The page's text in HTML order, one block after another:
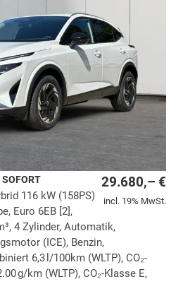
29.680,– €
incl. 19% MwSt.
116 kW (158PS)
Euro 6EB [2],
4 Zylinder, Automatik,
(ICE), Benzin,
6,3 l/100km (WLTP), CO₂-
g/km (WLTP), CO₂-Klasse E,